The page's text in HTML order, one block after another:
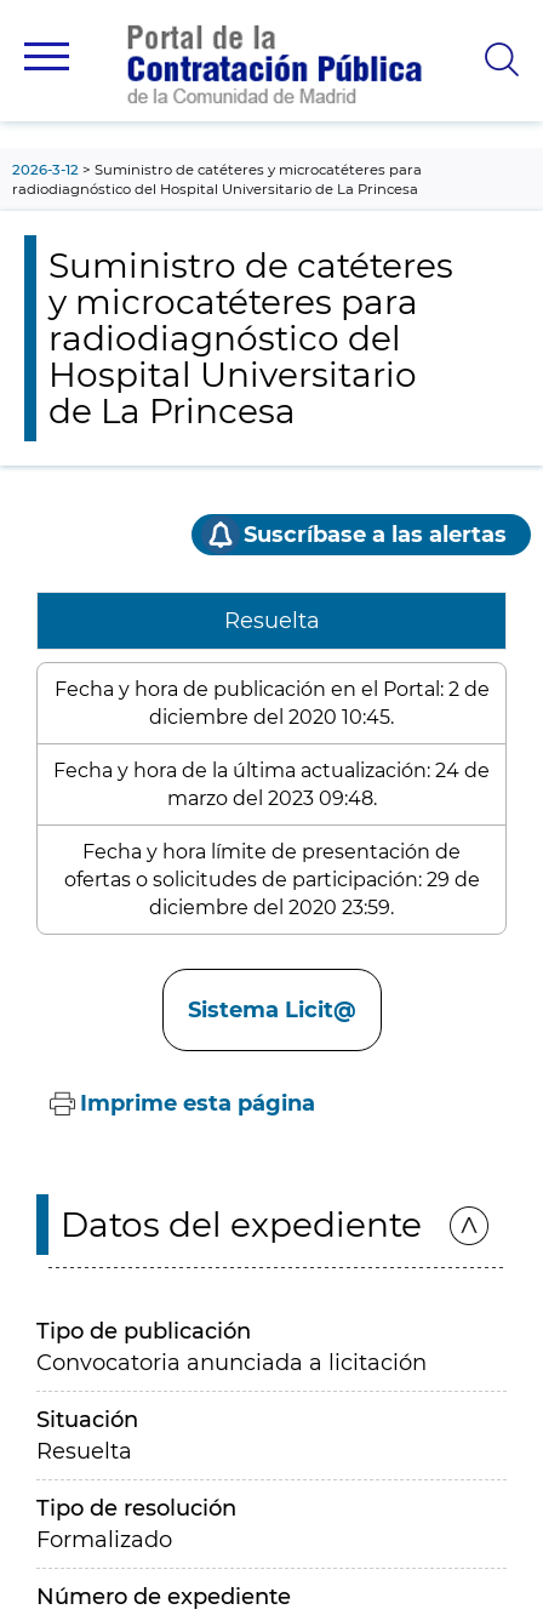
principal
2026-3-12
Suministro de catéteres y microcatéteres para
radiodiagnóstico del Hospital Universitario de La Princesa
Suministro de catéteres
y microcatéteres para
radiodiagnóstico del
Hospital Universitario
de La Princesa
Suscríbase a las alertas
Resuelta
Fecha y hora de publicación en el Portal: 2 de
diciembre del 2020 10:45.
Fecha y hora de la última actualización: 24 de
marzo del 2023 09:48.
Fecha y hora límite de presentación de
ofertas o solicitudes de participación: 29 de
diciembre del 2020 23:59.
Sistema Licit@
Imprime esta página
Datos del expediente
Tipo de publicación
Convocatoria anunciada a licitación
Situación
Resuelta
Tipo de resolución
Formalizado
Número de expediente